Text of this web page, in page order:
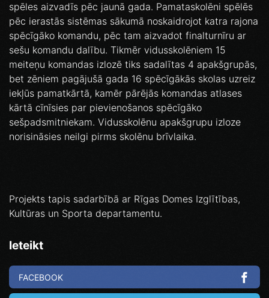
spēles aizvadīs pēc jaunā gada. Pamataskolēni spēlēs
pēc ierastās sistēmas sākumā noskaidrojot katra rajona
spēcīgāko komandu, pēc tam aizvadot finalturnīru ar
sešu komandu dalību. Tikmēr vidusskolēniem 15
meiteņu komandas izlozē tiks sadalītas 4 apakšgrupās,
bet zēniem pagājušā gada 16 spēcīgākās skolas uzreiz
iekļūs pamatkārtā, kamēr pārējās komandas atlases
kārtā cīnīsies par pievienošanos spēcīgāko
sešpadsmitniekam. Vidusskolēnu apakšgrupu izloze
norisināsies neilgi pirms skolēnu brīvlaika.
Projekts tapis sadarbībā ar Rīgas Domes Izglītības,
Kultūras un Sporta departamentu.
Ieteikt
FACEBOOK